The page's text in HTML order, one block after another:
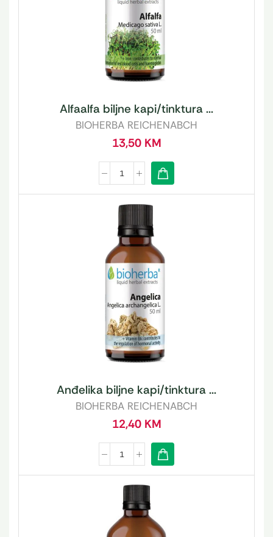
Alfaalfa biljne kapi/tinktura ...
BIOHERBA REICHENABCH
13,50 KM
Anđelika biljne kapi/tinktura ...
BIOHERBA REICHENABCH
12,40 KM